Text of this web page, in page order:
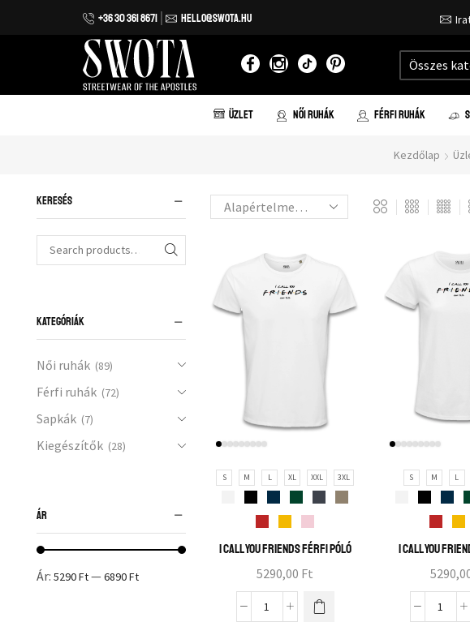
+36 30 361 8671 HELLO@SWOTA.HU
házhozszállítás 20.000 forint vásárlás felett!
Összes
ÜZLET NŐI RUHÁK FÉRFI RUHÁK
Kezdőlap
S M L XL XXL 3XL
I call you friends férfi póló
5290,00 Ft
S M L
I call you
KERESÉS
KATEGÓRIÁK
Női ruhák (89)
Férfi ruhák (72)
Sapkák (7)
Kiegészítők (28)
ÁR
Ár: 5290 Ft— 6890 Ft